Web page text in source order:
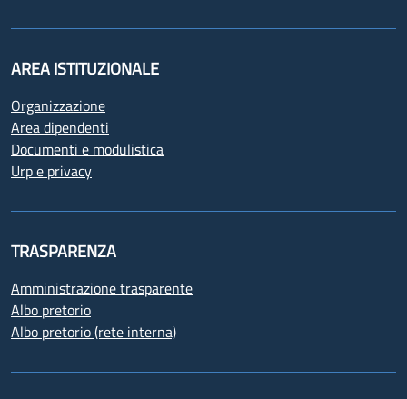
AREA ISTITUZIONALE
Organizzazione
Area dipendenti
Documenti e modulistica
Urp e privacy
TRASPARENZA
Amministrazione trasparente
Albo pretorio
Albo pretorio (rete interna)